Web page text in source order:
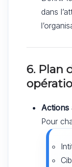
dans
6. Plan
Actions
Pour